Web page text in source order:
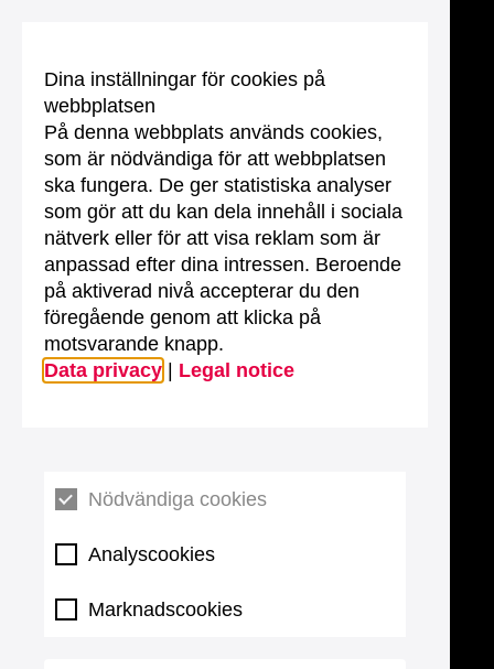
Dina inställningar för cookies på
webbplatsen
På denna webbplats används cookies,
som är nödvändiga för att webbplatsen
ska fungera. De ger statistiska analyser
som gör att du kan dela innehåll i sociala
nätverk eller för att visa reklam som är
anpassad efter dina intressen. Beroende
på aktiverad nivå accepterar du den
föregående genom att klicka på
motsvarande knapp.
Data privacy
Legal notice
Nödvändiga cookies
Analyscookies
Marknadscookies